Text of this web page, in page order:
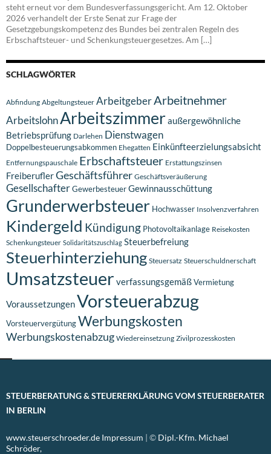
steht erneut vor dem Bundesverfassungsgericht. Am 12. Oktober
2026 verhandelt der Erste Senat zur Frage der
Gesetzgebungskompetenz des Bundes bei zentralen Regeln des
Erbschaftsteuer- und Schenkungsteuergesetzes. Am […]
SCHLAGWÖRTER
Abfindung Abgeltungsteuer ArbeitgeberArbeitnehmer
ArbeitslohnArbeitszimmeraußergewöhnliche
Betriebsprüfung Darlehen Dienstwagen
Doppelbesteuerungsabkommen Ehegatten Einkünfteerzielungsabsicht
Entfernungspauschale Erbschaftsteuer Erstattungszinsen
FreiberuflerGeschäftsführer Geschäftsveräußerung
GesellschafterGewerbesteuerGewinnausschüttung
Grunderwerbsteuer Hochwasser Insolvenzverfahren
Kindergeld Kündigung Photovoltaikanlage Reisekosten
Schenkungsteuer Solidaritätszuschlag Steuerbefreiung
Steuerhinterziehung Steuersatz Steuerschuldnerschaft
Umsatzsteuer verfassungsgemäßVermietung
VoraussetzungenVorsteuerabzug
VorsteuervergütungWerbungskosten
Werbungskostenabzug Wiedereinsetzung Zivilprozesskosten
STEUERBERATUNG & STEUERERKLÄRUNG VOM STEUERBERATER
IN BERLIN
www.steuerschroeder.de Impressum | © Dipl.-Kfm. Michael
Schröder,